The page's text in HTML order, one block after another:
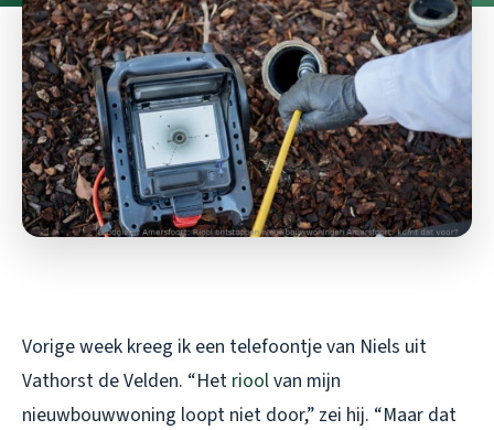
Vorige week kreeg ik een telefoontje van Niels uit
Vathorst de Velden. “Het rioolvan mijn
nieuwbouwwoning loopt niet door,” zei hij. “Maar dat